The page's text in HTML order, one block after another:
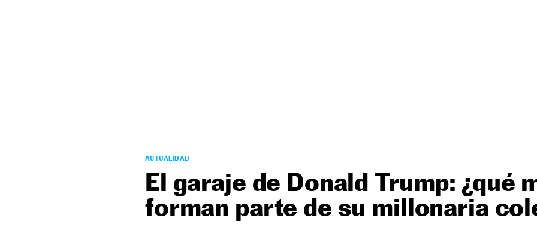
ACTUALIDAD
El garaje de Donald Trump: ¿qué
forman parte de su millonaria